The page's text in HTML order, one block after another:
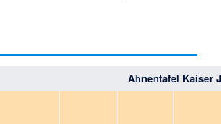
Ahnentafel Kaiser